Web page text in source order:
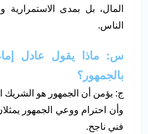
المال، بل بمدى الاستمرارية
الناس.
س: ماذا يقول عادل
بالجمهور؟
ج: يؤمن أن الجمهور هو الشريك
وأن احترام ووعي الجمهور
فني ناجح.